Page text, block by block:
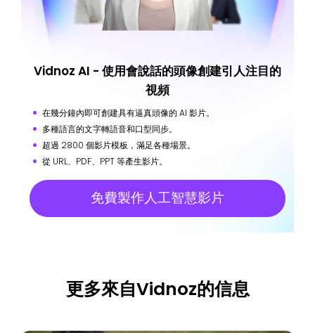
Vidnoz AI - 使用會說話的頭像創建引人注目的
視頻
在幾分鐘內即可創建具有逼真頭像的 AI 影片。
多種語言的文字轉語音和口型同步。
超過 2800 個影片模板，滿足各種場景。
從 URL、PDF、PPT 等產生影片。
免費製作人工智慧影片
更多來自Vidnoz的信息